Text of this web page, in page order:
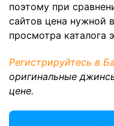
поэтому при
сайтов цена нужной
просмотра каталога
Регистрируйтесь в
оригинальные
цене.